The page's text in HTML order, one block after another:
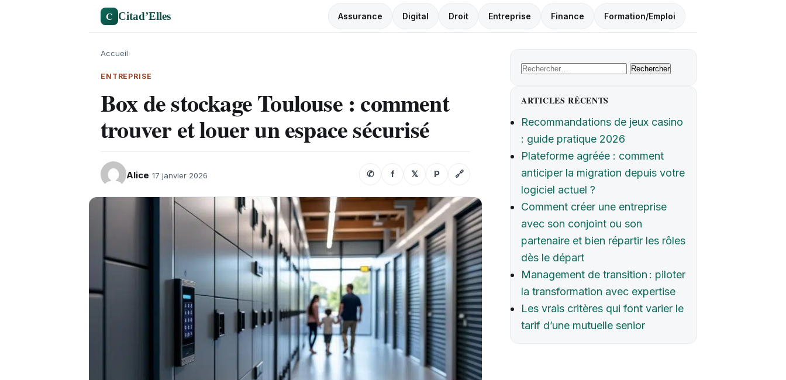
C Citad’Elles Assurance Digital Droit Entreprise Finance Formation/Emploi
Accueil›
ENTREPRISE
Box de stockage Toulouse : comment
trouver et louer un espace sécurisé
Alice 17 janvier 2026 ✆ f 𝕏 P 🔗
Rechercher :
ARTICLES RÉCENTS
Recommandations de jeux casino
: guide pratique 2026
Plateforme agréée : comment
anticiper la migration depuis votre
logiciel actuel ?
Comment créer une entreprise
avec son conjoint ou son
partenaire et bien répartir les rôles
dès le départ
Management de transition : piloter
la transformation avec expertise
Les vrais critères qui font varier le
tarif d’une mutuelle senior